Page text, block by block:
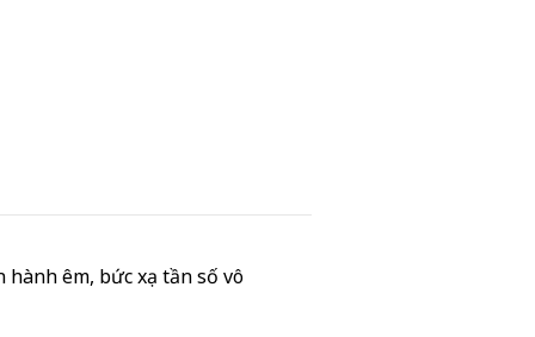
êm, bức xạ tần số vô